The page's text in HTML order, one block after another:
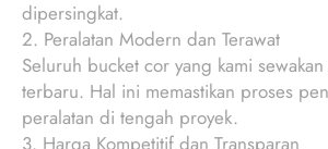
dipersingkat.
2. Peralatan Modern dan Terawat
Seluruh bucket cor yang kami
terbaru. Hal ini memastikan proses
peralatan di tengah proyek.
3. Harga Kompetitif dan Transparan